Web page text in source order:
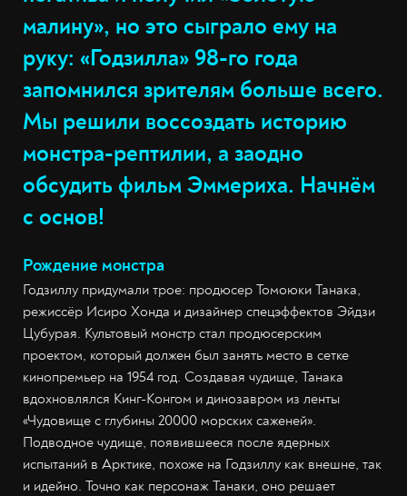
малину», но это сыграло ему на
руку: «Годзилла» 98-го года
запомнился зрителям больше всего.
Мы решили воссоздать историю
монстра-рептилии, а заодно
обсудить фильм Эммериха. Начнём
с основ!
Рождение монстра
Годзиллу придумали трое: продюсер Томоюки Танака,
режиссёр Исиро Хонда и дизайнер спецэффектов Эйдзи
Цубурая. Культовый монстр стал продюсерским
проектом, который должен был занять место в сетке
кинопремьер на 1954 год. Создавая чудище, Танака
вдохновлялся Кинг-Конгом и динозавром из ленты
«Чудовище с глубины 20000 морских саженей».
Подводное чудище, появившееся после ядерных
испытаний в Арктике, похоже на Годзиллу как внешне, так
и идейно. Точно как персонаж Танаки, оно решает